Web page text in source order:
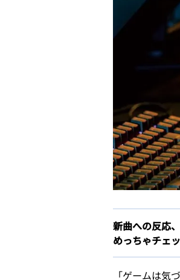
新曲への反応、
めっちゃチェ
「ゲームは気